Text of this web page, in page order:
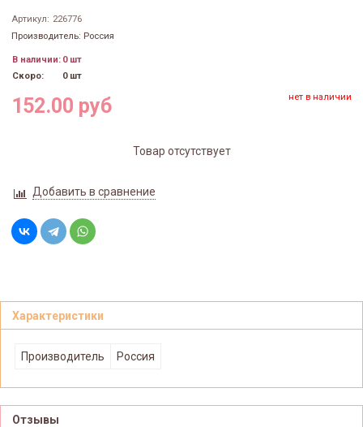
Артикул: 226776
Производитель: Россия
В наличии: 0 шт
Скоро:
0 шт
152.00 руб нет в наличии
Товар отсутствует
Добавить в сравнение
Характеристики
Производитель Россия
Отзывы